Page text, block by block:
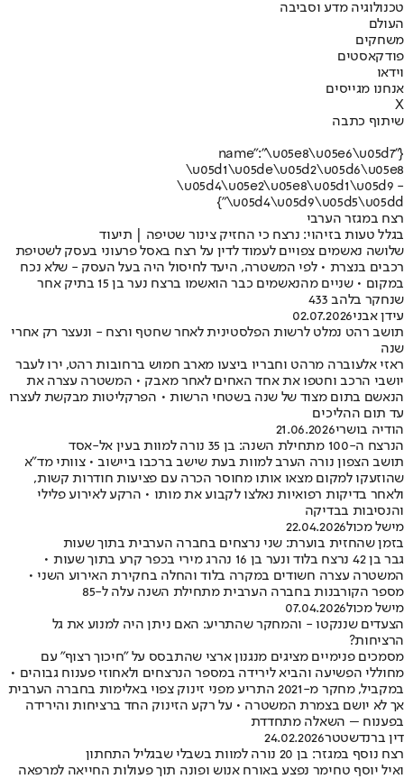
טכנולוגיה מדע וסביבה
העולם
משחקים
פודקאסטים
וידאו
אנחנו מגייסים
X
שיתוף כתבה
{"name":"\u05e8\u05e6\u05d7
\u05d1\u05de\u05d2\u05d6\u05e8
\u05d4\u05e2\u05e8\u05d1\u05d9 -
\u05d4\u05d9\u05d5\u05dd"}
רצח במגזר הערבי
בגלל טעות בזיהוי: נרצח כי החזיק צינור שטיפה | תיעוד
שלושה נאשמים צפויים לעמוד לדין על רצח באסל פרעוני בעסק לשטיפת
רכבים בנצרת • לפי המשטרה, היעד לחיסול היה בעל העסק - שלא נכח
במקום • שניים מהנאשמים כבר הואשמו ברצח נער בן 15 בתיק אחר
שנחקר בלהב 433
עידן אבני02.07.2026
תושב רהט נמלט לרשות הפלסטינית לאחר שחטף ורצח - ונעצר רק אחרי
שנה
ראזי אלעוברה מרהט וחבריו ביצעו מארב חמוש ברחובות רהט, ירו לעבר
יושבי הרכב וחטפו את אחד האחים לאחר מאבק • המשטרה עצרה את
הנאשם בתום מצוד של שנה בשטחי הרשות • הפרקליטות מבקשת לעצרו
עד תום ההליכים
הודיה בושרי21.06.2026
הנרצח ה-100 מתחילת השנה: בן 35 נורה למוות בעין אל-אסד
תושב הצפון נורה הערב למוות בעת שישב ברכבו ביישוב • צוותי מד"א
שהוזעקו למקום מצאו אותו מחוסר הכרה עם פציעות חודרות קשות,
ולאחר בדיקות רפואיות נאלצו לקבוע את מותו • הרקע לאירוע פלילי
והנסיבות בבדיקה
מישל מכול22.04.2026
בזמן שהחזית בוערת: שני נרצחים בחברה הערבית בתוך שעות
גבר בן 42 נרצח בלוד ונער בן 16 נהרג מירי בכפר קרע בתוך שעות •
המשטרה עצרה חשודים במקרה בלוד והחלה בחקירת האירוע השני •
מספר הקורבנות בחברה הערבית מתחילת השנה עלה ל-85
מישל מכול07.04.2026
הצעדים שננקטו - והמחקר שהתריע: האם ניתן היה למנוע את גל
הרציחות?
מסמכים פנימיים מציגים מנגנון ארצי שהתבסס על "חיכוך רצוף" עם
מחוללי הפשיעה והביא לירידה במספר הנרצחים ולאחוזי פענוח גבוהים •
במקביל, מחקר מ-2021 התריע מפני זינוק צפוי באלימות בחברה הערבית
אך לא יושם בצמרת המשטרה • על רקע הזינוק החד ברציחות והירידה
בפענוח – השאלה מתחדדת
דין ברנדשטטר24.02.2026
רצח נוסף במגזר: בן 20 נורה למוות בשבלי שבגליל התחתון
ואיל יוסף טחימר נפצע באורח אנוש ופונה תוך פעולות החייאה למרפאה